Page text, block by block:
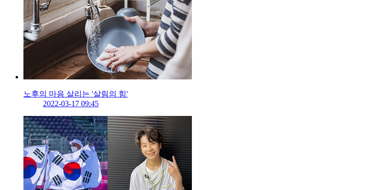
노후의 마음 살리는 '살림의 힘'
2022-03-17 09:45